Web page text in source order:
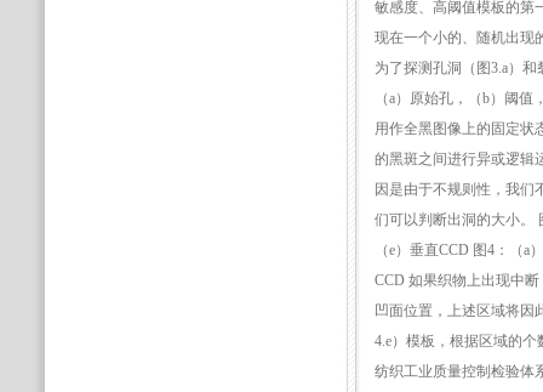
敏感度、高阈值模板的第
现在一个小的、随机出现
为了探测孔洞（图3.a）
（a）原始孔，（b）阈
用作全黑图像上的固定状
的黑斑之间进行异或逻辑
因是由于不规则性，我们
们可以判断出洞的大小。
（e）垂直CCD 图4：（
CCD 如果织物上出现中
凹面位置，上述区域将因
4.e）模板，根据区域的
纺织工业质量控制检验体